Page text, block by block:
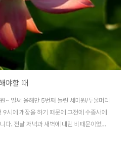
야할 때
~ 벌써 올해만 5번째 들린 세미원/두물머리
시에 개장을 하기 때문에 그전에 수종사에
다. 전날 저녁과 새벽에 내린 비때문이었을
어서 그런걸까요? 아마 복합적이겠지만..이